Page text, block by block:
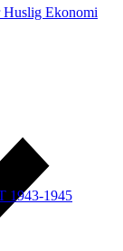
Huslig Ekonomi
1943-1945